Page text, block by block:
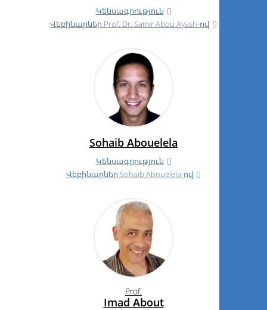
Կենսագրություն
Վեբինարներ Prof. Dr. Samir Abou Ayash-ով
Sohaib Abouelela
Կենսագրություն
Վեբինարներ Sohaib Abouelela-ով
Prof.
Imad About